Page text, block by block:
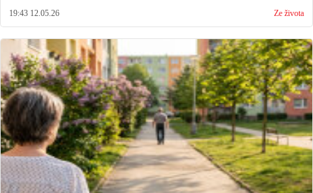
19:43 12.05.26 Ze života